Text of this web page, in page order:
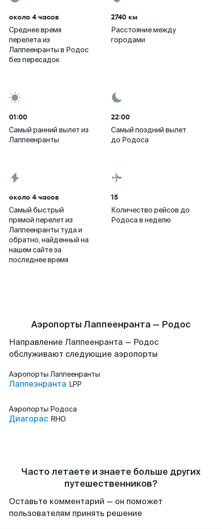
около 4 часов
Среднее время
перелета из
Лаппеенранты в Родос
без пересадок
2740 км
Расстояние между
городами
01:00
Самый ранний вылет из
Лаппеенранты
22:00
Самый поздний вылет
до Родоса
около 4 часов
Самый быстрый
прямой перелет из
Лаппеенранты туда и
обратно, найденный на
нашем сайте за
последнее время
15
Количество рейсов до
Родоса в неделю
Аэропорты Лаппеенранта — Родос
Направление Лаппеенранта — Родос
обслуживают следующие аэропорты
Аэропорты Лаппеенранты
Лаппеэнранта LPP
Аэропорты Родоса
Диагорас RHO
Часто летаете и знаете больше других
путешественников?
Оставьте комментарий — он поможет
пользователям принять решение